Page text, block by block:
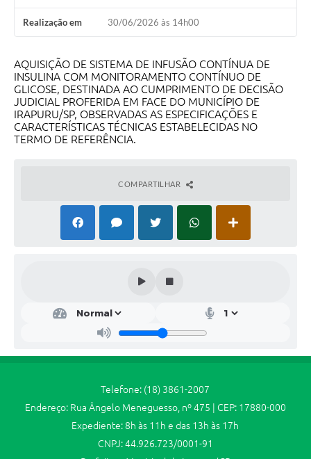
Links
Telefones Úteis
A Prefeitura
Enquete
Diário Oficial
Realização em 30/06/2026 às 14h00
AQUISIÇÃO DE SISTEMA DE INFUSÃO CONTÍNUA DE
INSULINA COM MONITORAMENTO CONTÍNUO DE
GLICOSE, DESTINADA AO CUMPRIMENTO DE DECISÃO
JUDICIAL PROFERIDA EM FACE DO MUNICÍPIO DE
IRAPURU/SP, OBSERVADAS AS ESPECIFICAÇÕES E
CARACTERÍSTICAS TÉCNICAS ESTABELECIDAS NO
TERMO DE REFERÊNCIA.
COMPARTILHAR
Telefone: (18) 3861-2007
Endereço: Rua Ângelo Meneguesso, nº 475 | CEP: 17880-000
Expediente: 8h às 11h e das 13h às 17h
CNPJ: 44.926.723/0001-91